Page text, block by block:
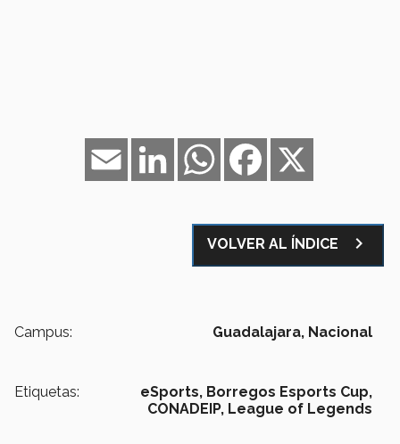
Facebook
WhatsApp
LinkedIn
Email
VOLVER AL ÍNDICE navigate_next
Campus: Guadalajara, Nacional
Etiquetas: eSports, Borregos Esports Cup,
CONADEIP, League of Legends